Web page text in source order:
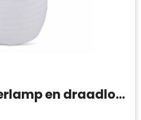
1616 | Coollux sfeerlamp en draadloze luidspreker